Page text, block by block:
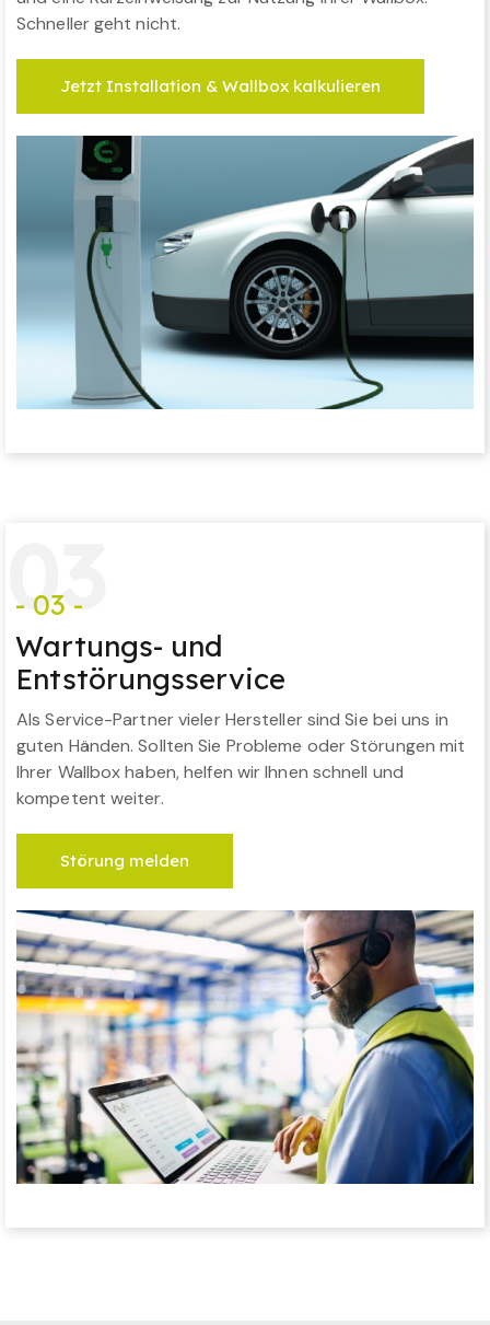
Schneller geht nicht.
Jetzt Installation & Wallbox kalkulieren
03
- 03 -
Wartungs- und
Entstörungsservice
Als Service-Partner vieler Hersteller sind Sie bei uns in
guten Händen. Sollten Sie Probleme oder Störungen mit
Ihrer Wallbox haben, helfen wir Ihnen schnell und
kompetent weiter.
Störung melden